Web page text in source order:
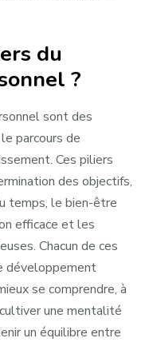
du
?
sont des
parcours de
Ces piliers
des objectifs,
temps, le bien-être
efficace et les
Chacun de ces
développement
se comprendre, à
une mentalité
un équilibre entre